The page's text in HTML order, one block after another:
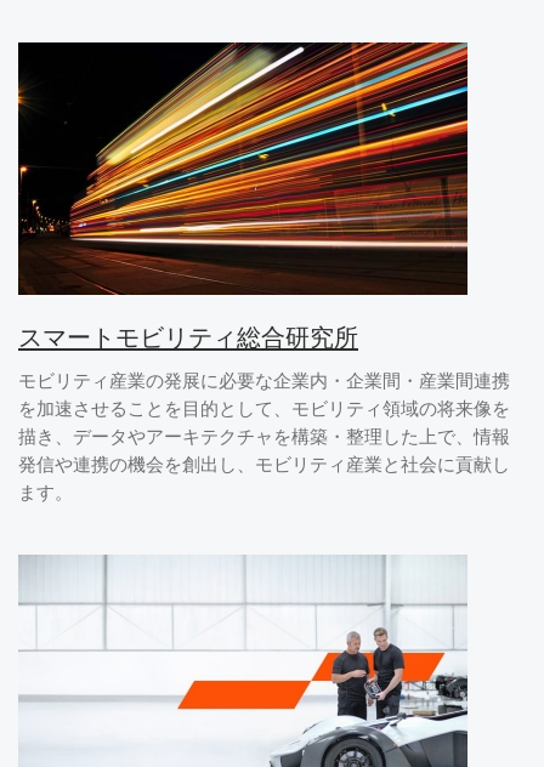
スマートモビリティ総合研究所
モビリティ産業の発展に必要な企業内・企業間・産業間連携
を加速させることを目的として、モビリティ領域の将来像を
描き、データやアーキテクチャを構築・整理した上で、情報
発信や連携の機会を創出し、モビリティ産業と社会に貢献し
ます。